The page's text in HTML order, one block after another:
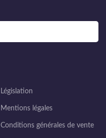
Législation
Mentions légales
Conditions générales de vente